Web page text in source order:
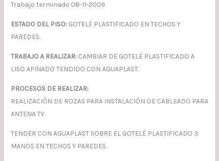
Trabajo terminado 08-11-2009
ESTADO DEL PISO:GOTELÉ PLASTIFICADO EN TECHOS Y
PAREDES.
TRABAJO A REALIZAR:CAMBIAR DE GOTELÉ PLASTIFICADO A
LISO AFINADO TENDIDO CON AGUAPLAST.
PROCESOS DE REALIZAR:
REALIZACIÓN DE ROZAS PARA INSTALACIÓN DE CABLEADO PARA
ANTENA TV.
TENDER CON AGUAPLAST SOBRE EL GOTELÉ PLASTIFICADO 3
MANOS EN TECHOS Y PAREDES.